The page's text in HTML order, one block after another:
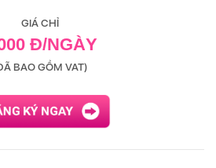
GIÁ CHỈ
Đ/NGÀY
BAO GỒM VAT)